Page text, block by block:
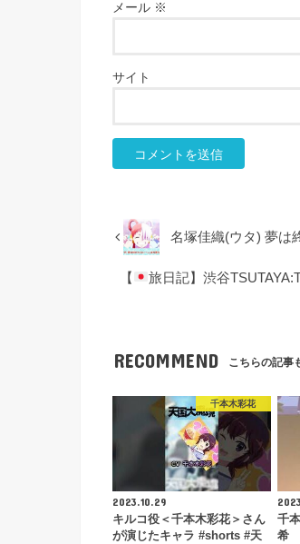
メール ※
サイト
名塚佳織(ウタ) 夢は
【
旅日記】渋谷
RECOMMEND こちらの記事
千本木彩花
2023.10.29
キルコ役＜千本木彩花＞さん
が演じたキャラ #shorts #天
千
希